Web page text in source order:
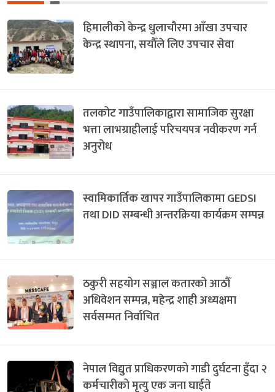
हिमालीको केन्द्र धुलाचौरमा आँखा उपचार
केन्द्र स्थापना, सयौँले लिए उपचार सेवा
तलकोट गाउँपालिकाद्वारा सामाजिक सुरक्षा
भत्ता लाभग्राहीलाई परिचयपत्र नवीकरण गर्न
अनुरोध
स्वामिकार्तिक खापर गाउँपालिकामा GEDSI
तथा DID सम्बन्धी अन्तरक्रिया कार्यक्रम सम्पन्न
ठकुरी सहयोग सञ्जाल कतारको आठौँ
अधिवेशन सम्पन्न, महेन्द्र शाही अध्यक्षमा
सर्वसम्मत निर्वाचित
नेपाल विद्युत प्राधिकरणको गाडी दुर्घटना हुँदा २
कर्मचारीको मृत्यु एक जना घाईते